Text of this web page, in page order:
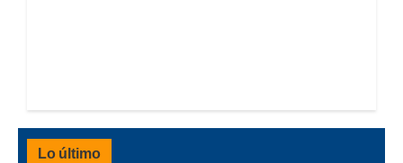
Lo último